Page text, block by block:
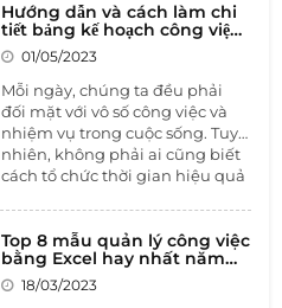
Hướng dẫn và cách làm chi
tiết bảng kế hoạch công việc
cá nhân
01/05/2023
Mỗi ngày, chúng ta đều phải
đối mặt với vô số công việc và
nhiệm vụ trong cuộc sống. Tuy
nhiên, không phải ai cũng biết
cách tổ chức thời gian hiệu quả
viết này, chúng ta sẽ tìm hiểuvề
bảng kế hoạch công việc cá
nhânvà cách sử dụng nó để
Top 8 mẫu quản lý công việc
bằng Excel hay nhất năm
202318/03/2023